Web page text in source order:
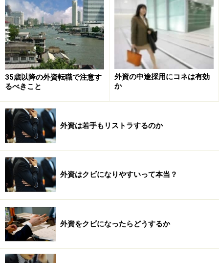
35歳以降の外資転職で注意す
るべきこと
外資の中途採用にコネは有効
か
外資は若手もリストラするのか
外資はクビになりやすいって本当？
外資をクビになったらどうするか